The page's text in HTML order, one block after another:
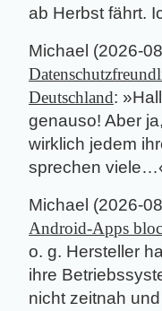
ab Herbst fährt.
Michael (2026-
Deutschland: »
genauso! Aber
wirklich jedem
sprechen viele…
Michael (2026-
Android-Apps
o. g. Hersteller
ihre
nicht zeitnah